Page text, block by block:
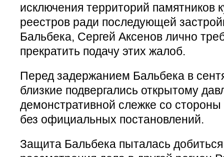
исключения территорий памятников
реестров ради последующей
Бальбека, Сергей Аксенов лично
прекратить подачу этих жалоб.
Перед задержанием Бальбека в
близкие подвергались открытому
демонстративной слежке со
без официальных постановлений.
Защита Бальбека пыталась